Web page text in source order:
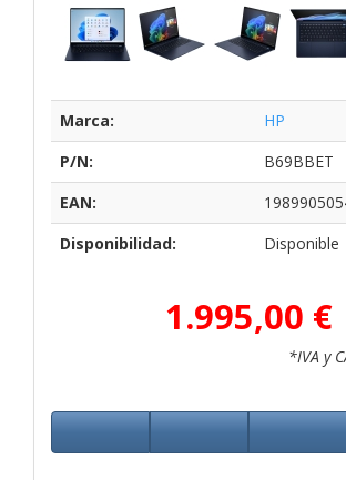
Marca:
HP
P/N:
B69BBET
EAN:
Disponibilidad:
Disponible
1.995,00 €
*IVA y